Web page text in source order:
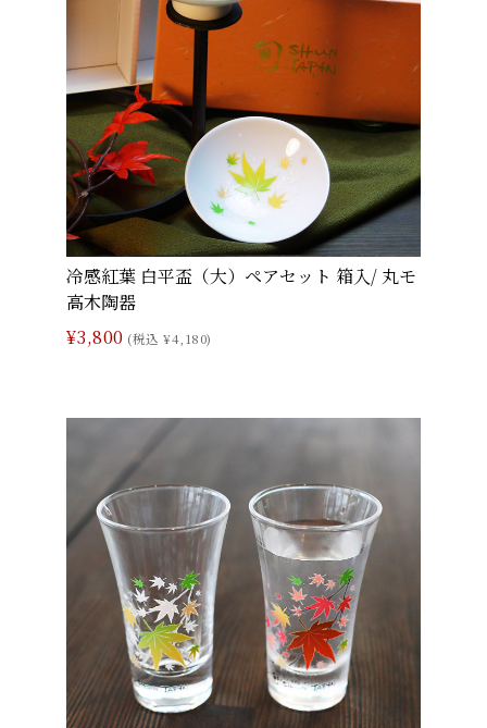
冷感紅葉 白平盃（大）ペアセット 箱入/ 丸モ
高木陶器
¥3,800 (税込 ¥4,180)